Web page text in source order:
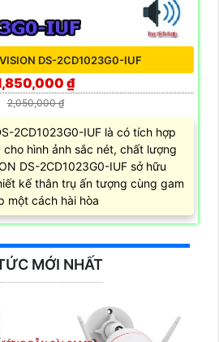
DS-2CD1023G0-IUF
₫
2,050,000 ₫
2CD1023G0-IUF là có tích hợp
hình ảnh sắc nét, chất lượng
DS-2CD1023G0-IUF sở hữu
kế thân trụ ấn tượng cùng gam
một cách hài hòa
MỚI NHẤT